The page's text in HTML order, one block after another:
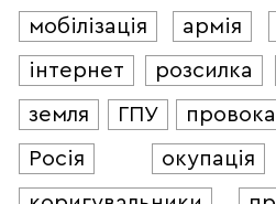
мобілізація
армія
інтернет
розсилка
земля
ГПУ
Росія
окупація